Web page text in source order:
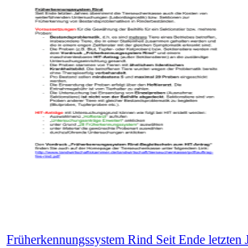
Früherkennungssystem Rind Seit Ende letzten